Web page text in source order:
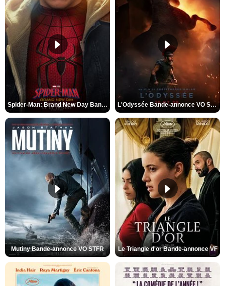
Spider-Man: Brand New Day Bande-annonce VO STFR L'Odyssée Bande-annonce VO STFR
Mutiny Bande-annonce VO STFR Le Triangle d'or Bande-annonce VF